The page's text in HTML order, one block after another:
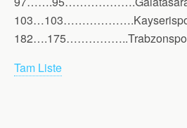
103…103……………….Kayserispor
182….175……………..Trabzonspor
Tam Liste